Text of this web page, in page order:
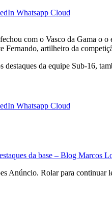
Whatsapp Cloud
com o Vasco da Gama o o
Fernando, artilheiro da
destaques da equipe Sub-16,
Whatsapp Cloud
da base – Blog Marcos
Anúncio. Rolar para continuar